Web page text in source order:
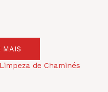
MAIS